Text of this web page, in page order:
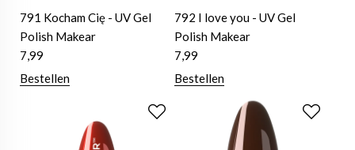
791 Kocham Cię - UV Gel
Polish Makear
7,99
Bestellen
792 I love you - UV Gel
Polish Makear
7,99
Bestellen